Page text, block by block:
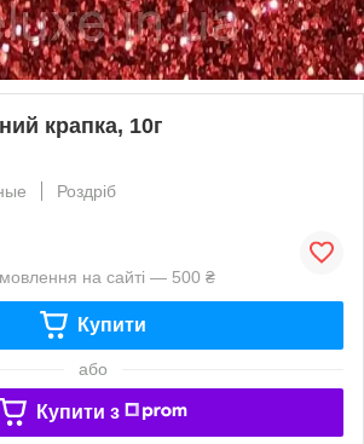
крапка, 10г
Роздріб
на сайті — 500 ₴
Купити
або
Купити з